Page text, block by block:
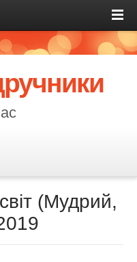
світ (Мудрий,